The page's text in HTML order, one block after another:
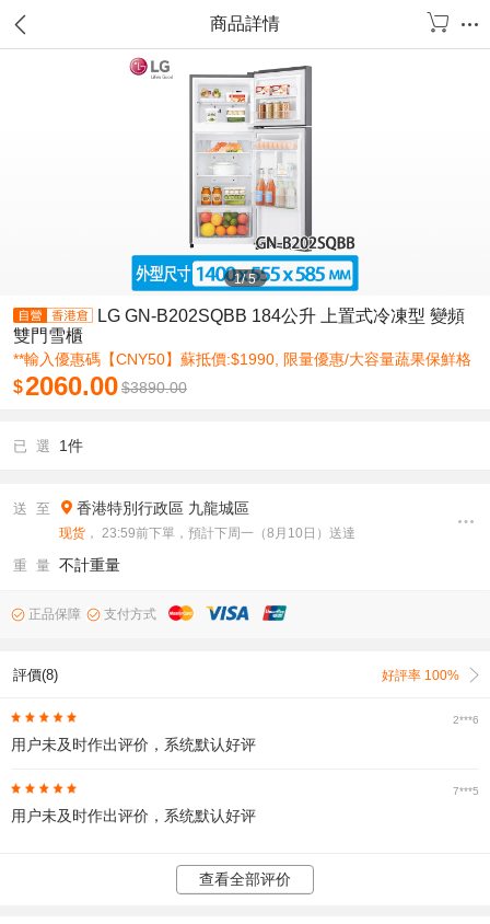
商品詳情
1/5
LG GN-B202SQBB 184公升 上置式冷凍型 變頻
雙門雪櫃
**輸入優惠碼【CNY50】蘇抵價:$1990, 限量優惠/大容量蔬果保鮮格
$2060.00$3890.00
已 選 1件
送 至 香港特別行政區 九龍城區
现货 ， 23:59前下單，預計下周一（8月10日）送達
重 量 不計重量
正品保障 支付方式
評價(8) 好評率 100%
2***6
用户未及时作出评价，系统默认好评
7***5
用户未及时作出评价，系统默认好评
查看全部评价